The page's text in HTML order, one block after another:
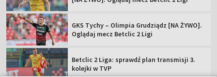
GKS Tychy – Olimpia Grudziądz [NA ŻYWO].
Oglądaj mecz Betclic 2 Ligi
Betclic 2 Liga: sprawdź plan transmisji 3.
kolejki w TVP